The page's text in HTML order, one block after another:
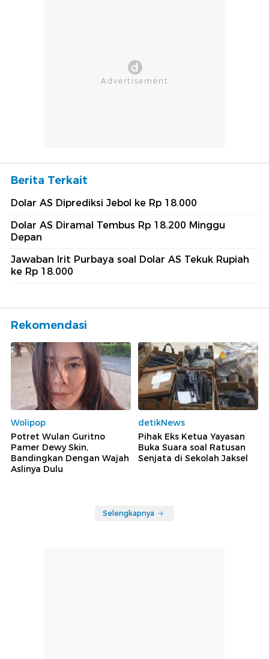
Berita Terkait
Dolar AS Diprediksi Jebol ke Rp 18.000
Dolar AS Diramal Tembus Rp 18.200 Minggu
Depan
Jawaban Irit Purbaya soal Dolar AS Tekuk Rupiah
ke Rp 18.000
Rekomendasi
Wolipop
Potret Wulan Guritno
Pamer Dewy Skin,
Bandingkan Dengan Wajah
Aslinya Dulu
detikNews
Pihak Eks Ketua Yayasan
Buka Suara soal Ratusan
Senjata di Sekolah Jaksel
Selengkapnya